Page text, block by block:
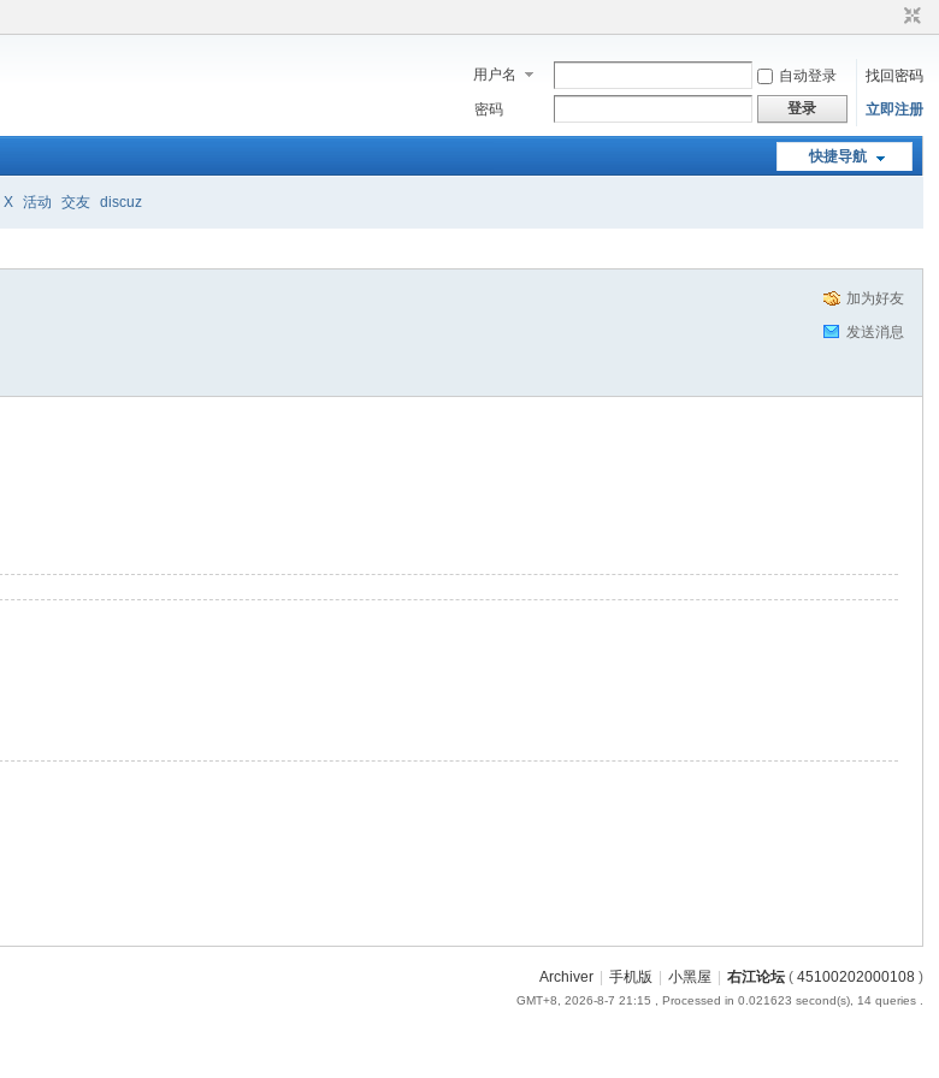
用户名 自动登录
找回密码
密码
登录 立即注册
快捷导航
X 活动 交友 discuz
加为好友
发送消息
Archiver 手机版 小黑屋 右江论坛( 45100202000108)
GMT+8, 2026-8-7 21:15 , Processed in 0.021623 second(s), 14 queries .